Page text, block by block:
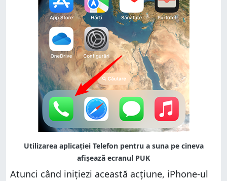
Atunci când inițiezi această acțiune, iPhone-ul